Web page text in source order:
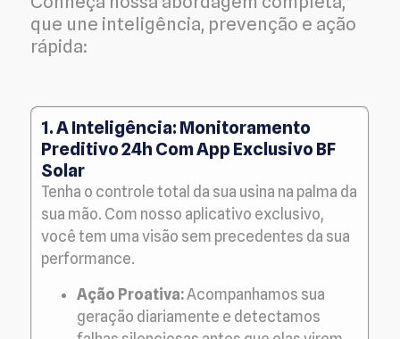
que une inteligência, prevenção e ação
rápida:
1. A Inteligência: Monitoramento
Preditivo 24h Com App Exclusivo BF
Solar
Tenha o controle total da sua usina na palma da
sua mão. Com nosso aplicativo exclusivo,
você tem uma visão sem precedentes da sua
performance.
Ação Proativa:Acompanhamos sua
geração diariamente e detectamos